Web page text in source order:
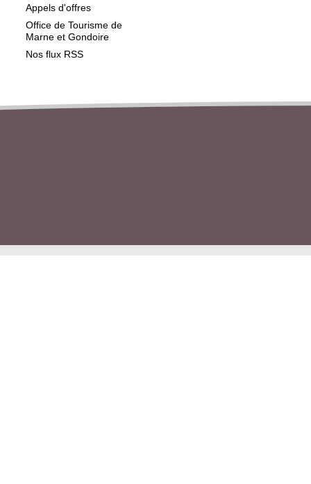
Appels d'offres
Office de Tourisme de
Marne et Gondoire
Nos flux RSS